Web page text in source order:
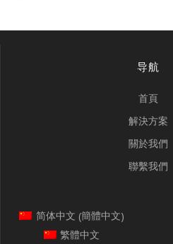
导航
首頁
解決方案
關於我們
聯繫我們
简体中文 (簡體中文)
繁體中文